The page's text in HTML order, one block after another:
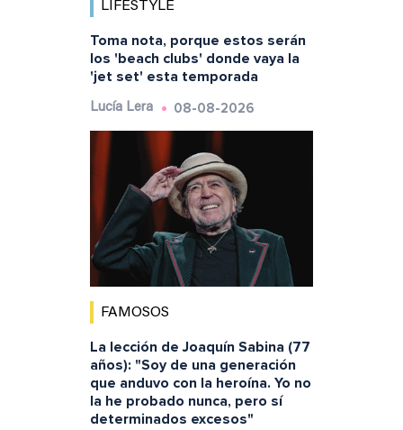
LIFESTYLE
Toma nota, porque estos serán
los 'beach clubs' donde vaya la
'jet set' esta temporada
Lucía Lera 08-08-2026
FAMOSOS
La lección de Joaquín Sabina (77
años): "Soy de una generación
que anduvo con la heroína. Yo no
la he probado nunca, pero sí
determinados excesos"